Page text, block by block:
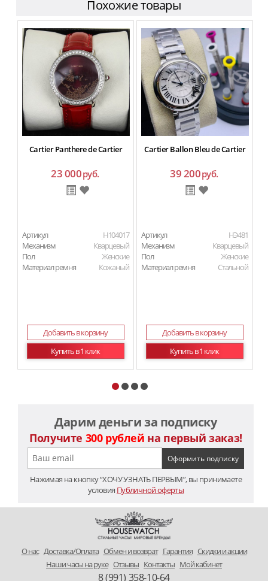
Похожие товары
Cartier Panthere de Cartier
23 000руб.
Артикул
H104017
Механизм
Кварцевый
Пол
Женские
Материал ремня
Кожаный
Добавить в корзину
Купить в 1 клик
Cartier Ballon Bleu de Cartier
39 200руб.
Артикул
HЭ481
Механизм
Кварцевый
Пол
Женские
Материал ремня
Стальной
Добавить в корзину
Купить в 1 клик
Дарим деньги за подписку
Получите 300 рублей на первый заказ!
Нажимая на кнопку “ХОЧУ УЗНАТЬ ПЕРВЫМ”, вы принимаете
условия Публичной оферты
O нас Доставка/Оплата Обмен и возврат Гарантия Скидки и акции
Наши часы на руке Отзывы Контакты Мой кабинет
8 (991) 358-10-64